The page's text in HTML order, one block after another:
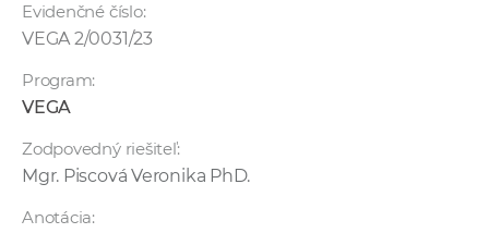
Evidenčné číslo:
VEGA 2/0031/23
Program:
VEGA
Zodpovedný riešiteľ:
Mgr. Piscová Veronika PhD.
Anotácia: